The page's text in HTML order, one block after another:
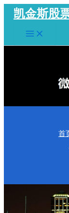
容
凯金斯股
Main
Menu
首